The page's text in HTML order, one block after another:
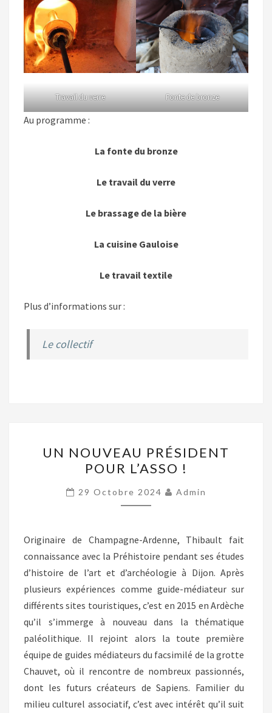
Travail du verre Fonte de bronze
Au programme :
La fonte du bronze
Le travail du verre
Le brassage de la bière
La cuisine Gauloise
Le travail textile
Plus d’informations sur :
Le collectif
NOUVEAU
PRÉSIDENT
POUR
L’ASSO
UN NOUVEAU PRÉSIDENT
POUR L’ASSO !
29 Octobre 2024 Admin
Originaire de Champagne-Ardenne, Thibault fait
connaissance avec la Préhistoire pendant ses études
d’histoire de l’art et d’archéologie à Dijon. Après
plusieurs expériences comme guide-médiateur sur
différents sites touristiques, c’est en 2015 en Ardèche
qu’il s’immerge à nouveau dans la thématique
paléolithique. Il rejoint alors la toute première
équipe de guides médiateurs du facsimilé de la grotte
Chauvet, où il rencontre de nombreux passionnés,
dont les futurs créateurs de Sapiens. Familier du
milieu culturel associatif, c’est avec intérêt qu’il suit